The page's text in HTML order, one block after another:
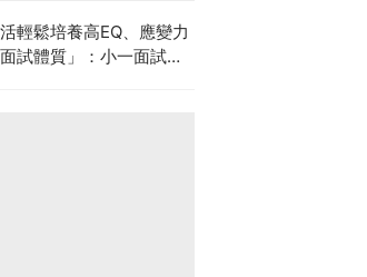
輕鬆培養高EQ、應變力
試體質」：小一面試最